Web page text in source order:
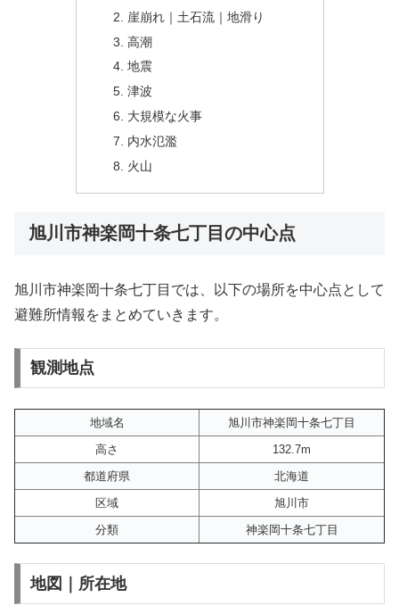
崖崩れ｜土石流｜地滑り
高潮
地震
津波
大規模な火事
内水氾濫
火山
旭川市神楽岡十条七丁目の中心点
旭川市神楽岡十条七丁目では、以下の場所を中心点として
避難所情報をまとめていきます。
観測地点
地域名
旭川市神楽岡十条七丁目
高さ
132.7m
都道府県
北海道
区域
旭川市
分類
神楽岡十条七丁目
地図｜所在地